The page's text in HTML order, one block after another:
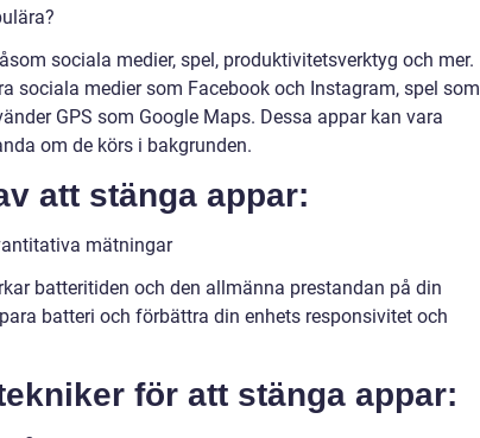
sociala medier, spel, produktivitetsverktyg och mer.
sociala medier som Facebook och Instagram, spel som
GPS som Google Maps. Dessa appar kan vara
om de körs i bakgrunden.
att stänga appar:
mätningar
batteritiden och den allmänna prestandan på din
batteri och förbättra din enhets responsivitet och
för att stänga appar: